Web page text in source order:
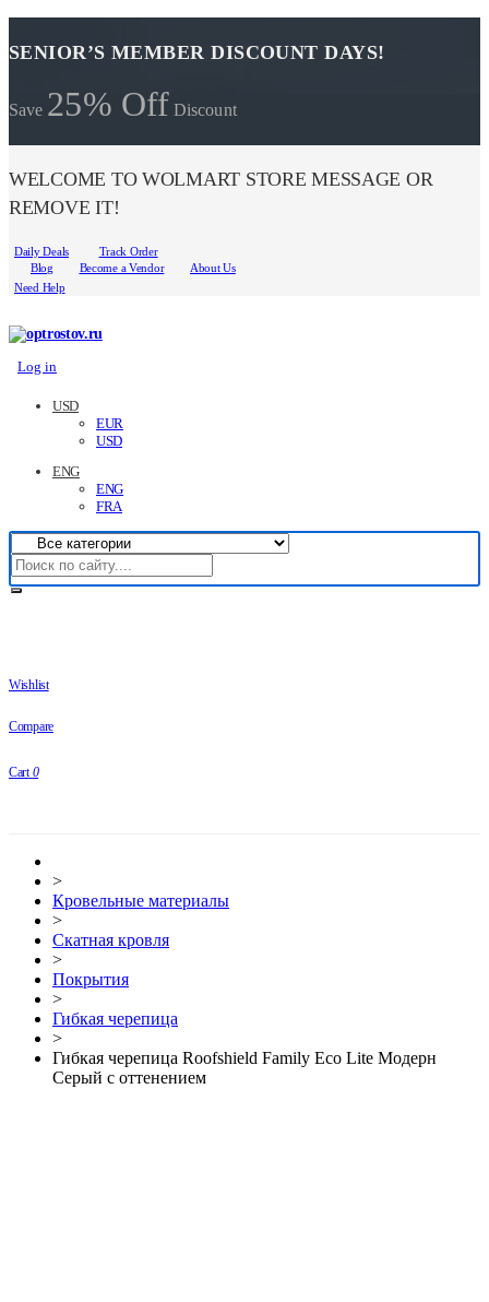
SENIOR’S MEMBER DISCOUNT DAYS!
Save 25% Off Discount
WELCOME TO WOLMART STORE MESSAGE OR
REMOVE IT!
Daily Deals
Track Order
Blog
Become a Vendor
About Us
Need Help
Log in
USD
EUR
USD
ENG
ENG
FRA
Wishlist
Compare
Cart 0
>
Кровельные материалы
>
Скатная кровля
>
Покрытия
>
Гибкая черепица
>
Гибкая черепица Roofshield Family Eco Lite Модерн
Серый с оттенением